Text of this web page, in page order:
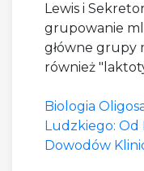
Lewis i
grupowanie
główne grupy
również
Biologia
Ludzkiego: Od
Dowodów